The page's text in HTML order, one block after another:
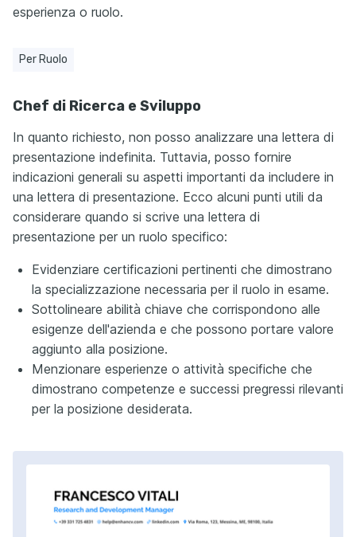
esperienza o ruolo.
Per Ruolo
Chef di Ricerca e Sviluppo
In quanto richiesto, non posso analizzare una lettera di
presentazione indefinita. Tuttavia, posso fornire
indicazioni generali su aspetti importanti da includere in
una lettera di presentazione. Ecco alcuni punti utili da
considerare quando si scrive una lettera di
presentazione per un ruolo specifico:
Evidenziare certificazioni pertinenti che dimostrano
la specializzazione necessaria per il ruolo in esame.
Sottolineare abilità chiave che corrispondono alle
esigenze dell'azienda e che possono portare valore
aggiunto alla posizione.
Menzionare esperienze o attività specifiche che
dimostrano competenze e successi pregressi rilevanti
per la posizione desiderata.